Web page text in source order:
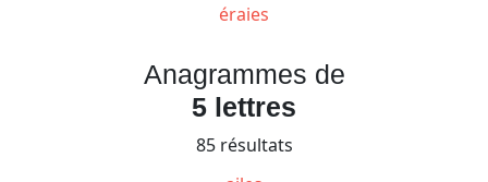
éraies
Anagrammes de
5 lettres
85 résultats